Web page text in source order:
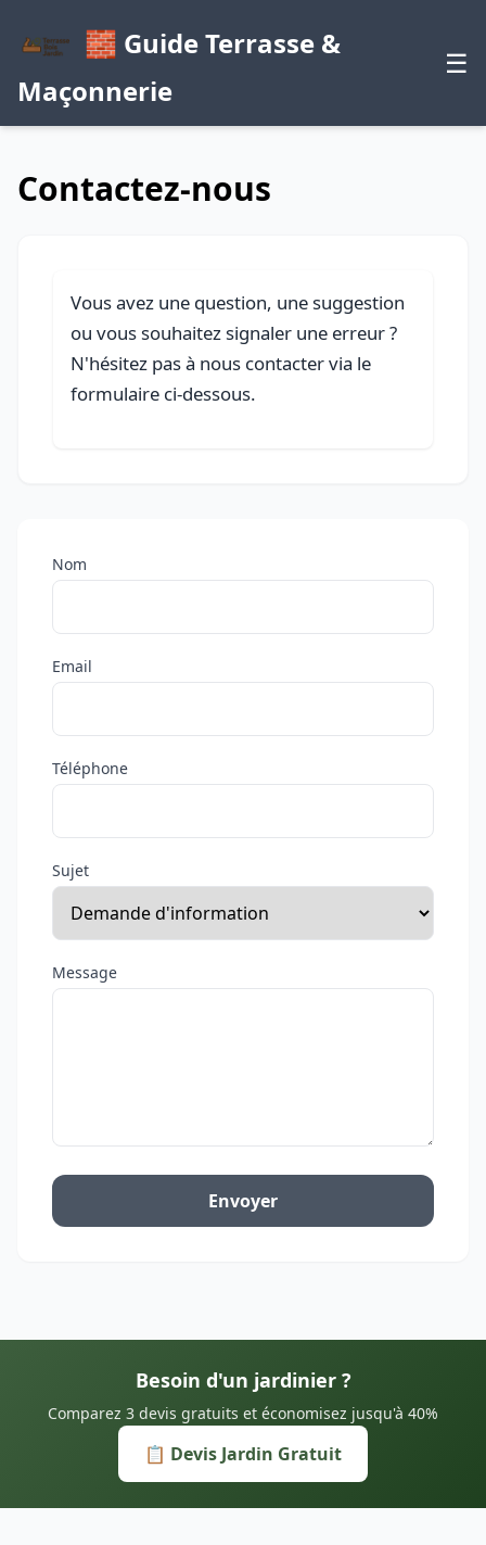
🧱 Guide Terrasse &
Maçonnerie
☰
Contactez-nous
Vous avez une question, une suggestion
ou vous souhaitez signaler une erreur ?
N'hésitez pas à nous contacter via le
formulaire ci-dessous.
Nom
Email
Téléphone
Sujet
Message
Envoyer
Besoin d'un jardinier ?
Comparez 3 devis gratuits et économisez jusqu'à 40%
📋 Devis Jardin Gratuit